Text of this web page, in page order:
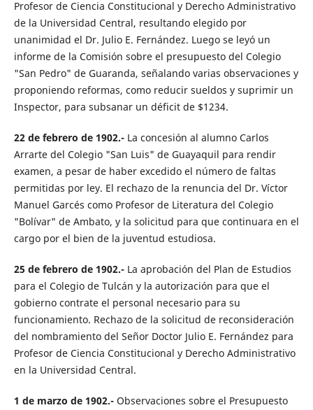
Profesor de Ciencia Constitucional y Derecho Administrativo
de la Universidad Central, resultando elegido por
unanimidad el Dr. Julio E. Fernández. Luego se leyó un
informe de la Comisión sobre el presupuesto del Colegio
"San Pedro" de Guaranda, señalando varias observaciones y
proponiendo reformas, como reducir sueldos y suprimir un
Inspector, para subsanar un déficit de $1234.
22 de febrero de 1902.- La concesión al alumno Carlos
Arrarte del Colegio "San Luis" de Guayaquil para rendir
examen, a pesar de haber excedido el número de faltas
permitidas por ley. El rechazo de la renuncia del Dr. Víctor
Manuel Garcés como Profesor de Literatura del Colegio
"Bolívar" de Ambato, y la solicitud para que continuara en el
cargo por el bien de la juventud estudiosa.
25 de febrero de 1902.- La aprobación del Plan de Estudios
para el Colegio de Tulcán y la autorización para que el
gobierno contrate el personal necesario para su
funcionamiento. Rechazo de la solicitud de reconsideración
del nombramiento del Señor Doctor Julio E. Fernández para
Profesor de Ciencia Constitucional y Derecho Administrativo
en la Universidad Central.
1 de marzo de 1902.- Observaciones sobre el Presupuesto